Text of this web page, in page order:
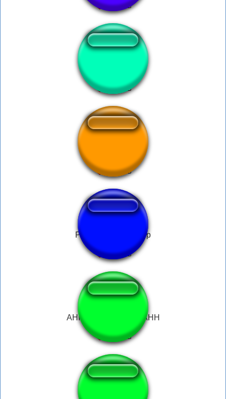
PlayStation 5 Startup
AHHHHH DAHHH DAHH